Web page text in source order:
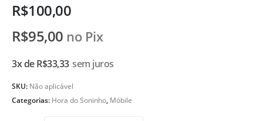
R$100,00
R$95,00 no Pix
3x deR$33,33 sem juros
SKU: Não aplicável
Categorias: Hora do Soninho, Móbile